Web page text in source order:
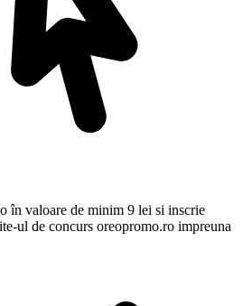
în valoare de minim 9 lei si inscrie
ul de concurs oreopromo.ro impreuna